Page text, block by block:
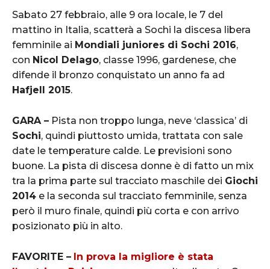
Sabato 27 febbraio, alle 9 ora locale, le 7 del
mattino in Italia, scatterà a Sochi la discesa libera
femminile ai Mondiali juniores di Sochi 2016,
con Nicol Delago, classe 1996, gardenese, che
difende il bronzo conquistato un anno fa ad
Hafjell 2015.
GARA – Pista non troppo lunga, neve ‘classica’ di
Sochi, quindi piuttosto umida, trattata con sale
date le temperature calde. Le previsioni sono
buone. La pista di discesa donne è di fatto un mix
tra la prima parte sul tracciato maschile dei Giochi
2014 e la seconda sul tracciato femminile, senza
però il muro finale, quindi più corta e con arrivo
posizionato più in alto.
FAVORITE – In prova la migliore è stata